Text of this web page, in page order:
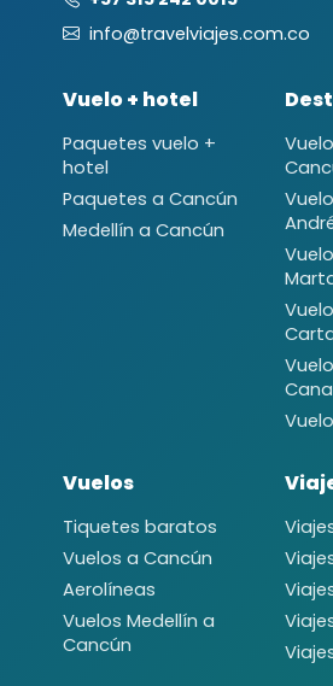
info@travelviajes.com.co
Vuelo + hotel
Paquetes vuelo +
hotel
Paquetes a Cancún
Medellín a Cancún
Cana
Vuelos
Tiquetes baratos
Vuelos a Cancún
Aerolíneas
Vuelos Medellín a
Cancún